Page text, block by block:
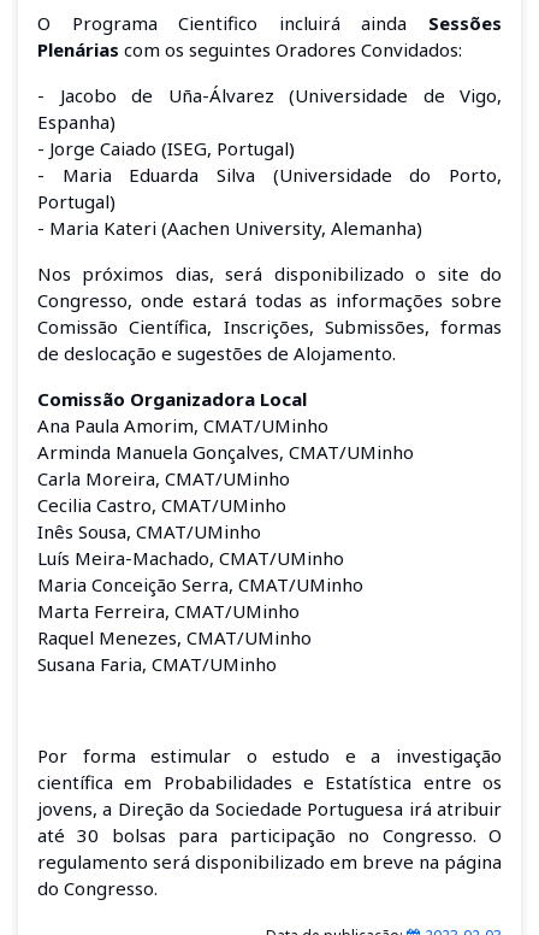
O Programa Cientifico incluirá ainda Sessões
Plenárias com os seguintes Oradores Convidados:
- Jacobo de Uña-Álvarez (Universidade de Vigo,
Espanha)
- Jorge Caiado (ISEG, Portugal)
- Maria Eduarda Silva (Universidade do Porto,
Portugal)
- Maria Kateri (Aachen University, Alemanha)
Nos próximos dias, será disponibilizado o site do
Congresso, onde estará todas as informações sobre
Comissão Científica, Inscrições, Submissões, formas
de deslocação e sugestões de Alojamento.
Comissão Organizadora Local
Ana Paula Amorim, CMAT/UMinho
Arminda Manuela Gonçalves, CMAT/UMinho
Carla Moreira, CMAT/UMinho
Cecilia Castro, CMAT/UMinho
Inês Sousa, CMAT/UMinho
Luís Meira-Machado, CMAT/UMinho
Maria Conceição Serra, CMAT/UMinho
Marta Ferreira, CMAT/UMinho
Raquel Menezes, CMAT/UMinho
Susana Faria, CMAT/UMinho
Por forma estimular o estudo e a investigação
científica em Probabilidades e Estatística entre os
jovens, a Direção da Sociedade Portuguesa irá atribuir
até 30 bolsas para participação no Congresso. O
regulamento será disponibilizado em breve na página
do Congresso.